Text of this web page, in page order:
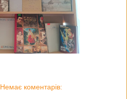
Немає коментарів: